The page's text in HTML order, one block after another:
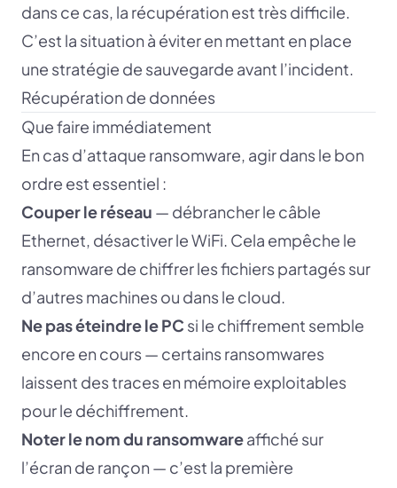
dans ce cas, la récupération est très difficile.
C’est la situation à éviter en mettant en place
une stratégie de sauvegarde avant l’incident.
Récupération de données
Que faire immédiatement
En cas d’attaque ransomware, agir dans le bon
ordre est essentiel :
Couper le réseau — débrancher le câble
Ethernet, désactiver le WiFi. Cela empêche le
ransomware de chiffrer les fichiers partagés sur
d’autres machines ou dans le cloud.
Ne pas éteindre le PC si le chiffrement semble
encore en cours — certains ransomwares
laissent des traces en mémoire exploitables
pour le déchiffrement.
Noter le nom du ransomwareaffiché sur
l’écran de rançon — c’est la première